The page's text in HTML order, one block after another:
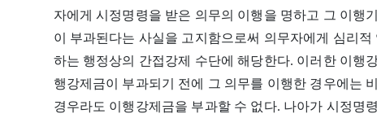
자에게 시정명령을 받은 의무의 이행을 명하고 그 이행
이 부과된다는 사실을 고지함으로써 의무자에게 심리
하는 행정상의 간접강제 수단에 해당한다. 이러한 이행
행강제금이 부과되기 전에 그 의무를 이행한 경우에는
경우라도 이행강제금을 부과할 수 없다. 나아가 시정명